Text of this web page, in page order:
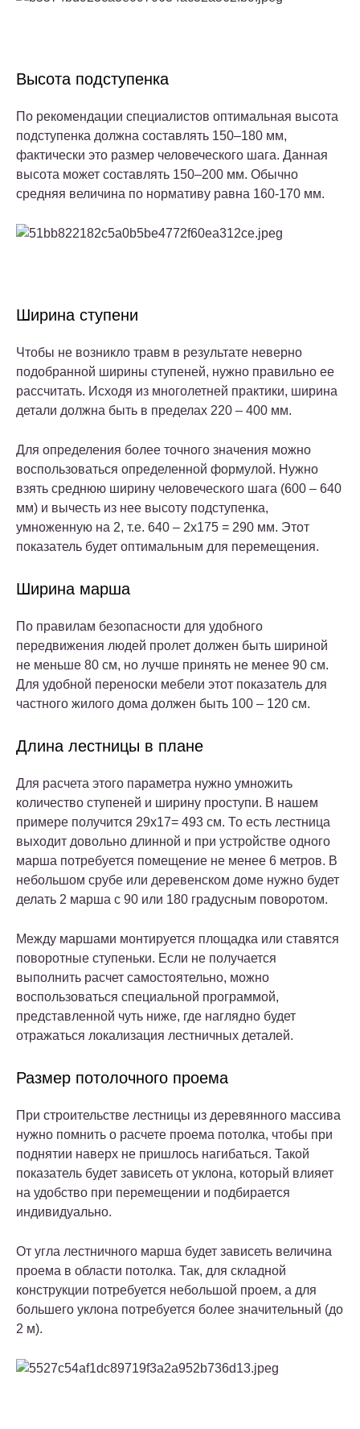
Высота подступенка
По рекомендации специалистов оптимальная высота
подступенка должна составлять 150–180 мм,
фактически это размер человеческого шага. Данная
высота может составлять 150–200 мм. Обычно
средняя величина по нормативу равна 160-170 мм.
Ширина ступени
Чтобы не возникло травм в результате неверно
подобранной ширины ступеней, нужно правильно ее
рассчитать. Исходя из многолетней практики, ширина
детали должна быть в пределах 220 – 400 мм.
Для определения более точного значения можно
воспользоваться определенной формулой. Нужно
взять среднюю ширину человеческого шага (600 – 640
мм) и вычесть из нее высоту подступенка,
умноженную на 2, т.е. 640 – 2х175 = 290 мм. Этот
показатель будет оптимальным для перемещения.
Ширина марша
По правилам безопасности для удобного
передвижения людей пролет должен быть шириной
не меньше 80 см, но лучше принять не менее 90 см.
Для удобной переноски мебели этот показатель для
частного жилого дома должен быть 100 – 120 см.
Длина лестницы в плане
Для расчета этого параметра нужно умножить
количество ступеней и ширину проступи. В нашем
примере получится 29х17= 493 см. То есть лестница
выходит довольно длинной и при устройстве одного
марша потребуется помещение не менее 6 метров. В
небольшом срубе или деревенском доме нужно будет
делать 2 марша с 90 или 180 градусным поворотом.
Между маршами монтируется площадка или ставятся
поворотные ступеньки. Если не получается
выполнить расчет самостоятельно, можно
воспользоваться специальной программой,
представленной чуть ниже, где наглядно будет
отражаться локализация лестничных деталей.
Размер потолочного проема
При строительстве лестницы из деревянного массива
нужно помнить о расчете проема потолка, чтобы при
поднятии наверх не пришлось нагибаться. Такой
показатель будет зависеть от уклона, который влияет
на удобство при перемещении и подбирается
индивидуально.
От угла лестничного марша будет зависеть величина
проема в области потолка. Так, для складной
конструкции потребуется небольшой проем, а для
большего уклона потребуется более значительный (до
2 м).